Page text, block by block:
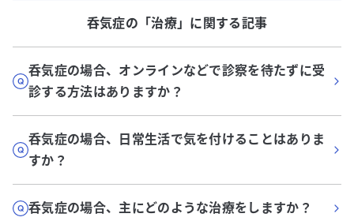
呑気症の「治療」に関する記事
呑気症の場合、オンラインなどで診察を待たずに受
診する方法はありますか？
呑気症の場合、日常生活で気を付けることはありま
すか？
呑気症の場合、主にどのような治療をしますか？